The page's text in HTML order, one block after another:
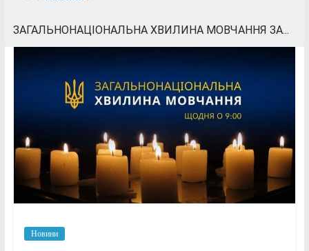
ЗАГАЛЬНОНАЦІОНАЛЬНА ХВИЛИНА МОВЧАННЯ ЗА...
Новини